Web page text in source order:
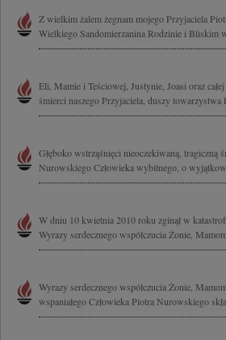
Z wielkim żalem żegnam mojego Przyjaciela
Wielkiego Sandomierzanina Rodzinie i Bliskim
Eli, Mamie i Teściowej, Justynie, Joasi oraz
śmierci naszego Przyjaciela, duszy
Głęboko wstrząśnięci nieoczekiwaną, tragiczną
Nurowskiego Człowieka wybitnego, o
W dniu 10 kwietnia 2010 roku zginął w
Wyrazy serdecznego współczucia Żonie,
Wyrazy serdecznego współczucia Żonie,
wspaniałego Człowieka Piotra Nurowskiego